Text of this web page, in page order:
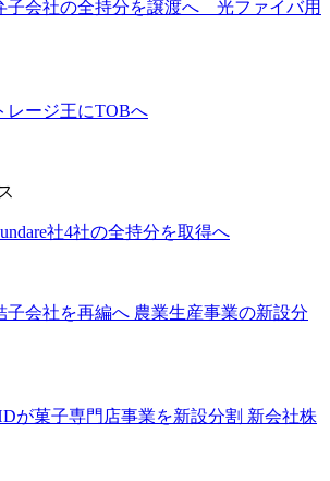
子会社の全持分を譲渡へ 光ファイバ用
レージ王にTOBへ
社4社の全持分を取得へ
子会社を再編へ 農業生産事業の新設分
が菓子専門店事業を新設分割 新会社株